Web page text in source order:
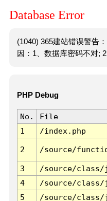
Database Error
(1040) 365建站错误警告
因：1、数据库密码不对;
PHP Debug
No. File
1
/index.php
2 /source/
3 /source/class/
4
/source/class/
5
/source/class/